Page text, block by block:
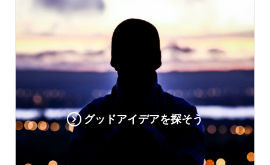
グッドアイデアを探そう